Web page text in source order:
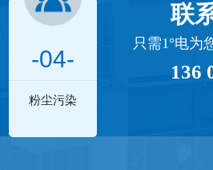
-04-
粉尘污染
联
只需1°电为
136